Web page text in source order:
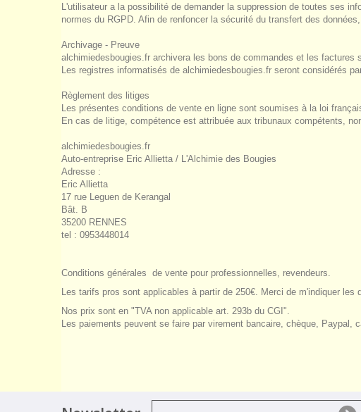
L'utilisateur a la possibilité de demander la suppression de toutes ses
normes du RGPD. Afin de renfoncer la sécurité du transfert des
Archivage - Preuve
alchimiedesbougies.fr archivera les bons de commandes et les factures
Les registres informatisés de alchimiedesbougies.fr seront considérés
Règlement des litiges
Les présentes conditions de vente en ligne sont soumises à la loi
En cas de litige, compétence est attribuée aux tribunaux compétents,
alchimiedesbougies.fr
Auto-entreprise Eric Allietta / L'Alchimie des Bougies
Adresse :
Eric Allietta
17 rue Leguen de Kerangal
Bât. B
35200 RENNES
tel : 0953448014
Conditions générales de vente pour professionnelles, revendeurs.
Les tarifs pros sont applicables à partir de 250€. Merci de m'indiquer
Nos prix sont en "TVA non applicable art. 293b du CGI".
Les paiements peuvent se faire par virement bancaire, chèque, Paypal,